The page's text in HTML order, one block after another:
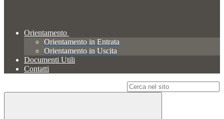
Orientamento
Orientamento in Entrata
Orientamento in Uscita
Documenti Utili
Contatti